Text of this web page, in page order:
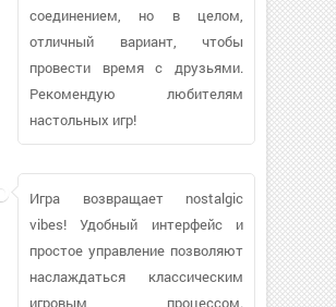
соединением, но в целом,
отличный вариант, чтобы
провести время с друзьями.
Рекомендую любителям
настольных игр!
Игра возвращает nostalgic
vibes! Удобный интерфейс и
простое управление позволяют
наслаждаться классическим
игровым процессом.